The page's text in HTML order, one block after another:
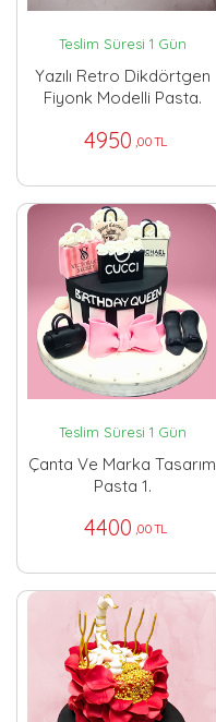
Teslim Süresi 1 Gün
Yazılı Retro Dikdörtgen
Fiyonk Modelli Pasta.
4950 ,00 TL
Teslim Süresi 1 Gün
Çanta Ve Marka Tasarım
Pasta 1.
4400 ,00 TL